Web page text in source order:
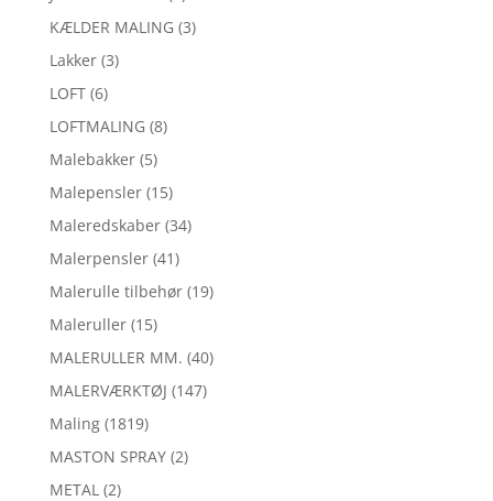
KÆLDER MALING (3)
Lakker (3)
LOFT (6)
LOFTMALING (8)
Malebakker (5)
Malepensler (15)
Maleredskaber (34)
Malerpensler (41)
Malerulle tilbehør (19)
Maleruller (15)
MALERULLER MM. (40)
MALERVÆRKTØJ (147)
Maling (1819)
MASTON SPRAY (2)
METAL (2)